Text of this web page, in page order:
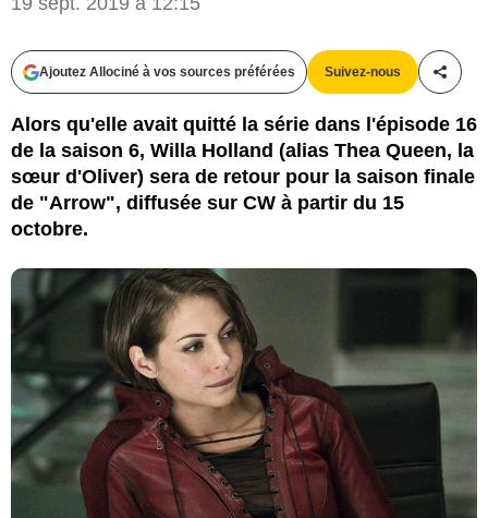
Ajoutez Allociné à vos sources préférées Suivez-nous
Alors qu'elle avait quitté la série dans l'épisode 16
de la saison 6, Willa Holland (alias Thea Queen, la
sœur d'Oliver) sera de retour pour la saison finale
de "Arrow", diffusée sur CW à partir du 15
octobre.